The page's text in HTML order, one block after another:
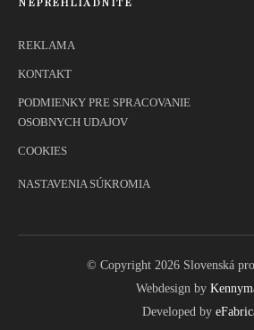
REKLAMA
KONTAKT
PODMIENKY PRE SPRACOVANIE
OSOBNYCH UDAJOV
COOKIES
NASTAVENIA SÚKROMIA
© Copyright 2026 Slovenská
Webdesign by
Developed by